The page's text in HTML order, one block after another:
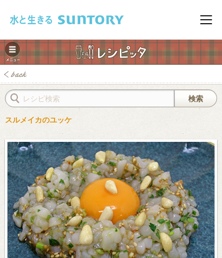
メニ
レシピ
スルメイカのユッケ